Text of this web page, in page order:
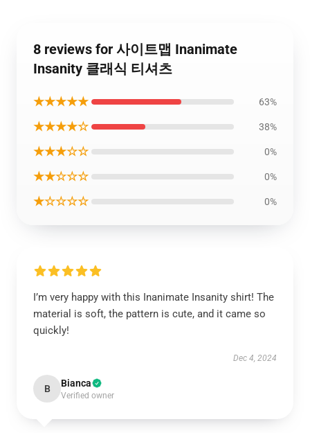
8 reviews for 사이트맵 Inanimate
Insanity 클래식 티셔츠
★★★★★ 63%
★★★★☆ 38%
★★★☆☆ 0%
★★☆☆☆ 0%
★☆☆☆☆ 0%
I’m very happy with this Inanimate Insanity shirt! The
material is soft, the pattern is cute, and it came so
quickly!
Dec 4, 2024
B Bianca
Verified owner